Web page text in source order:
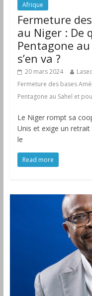
Afrique
Fermeture
au Niger : De
Pentagone
s’en va ?
20 mars 2024
Fermeture des bases
Pentagone au Sahel et
Le Niger rompt sa
Unis et exige un
le
Read more